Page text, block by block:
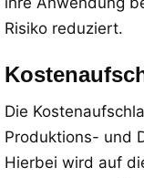
Risiko reduziert.
Die
Produktions- und
Hierbei wird auf